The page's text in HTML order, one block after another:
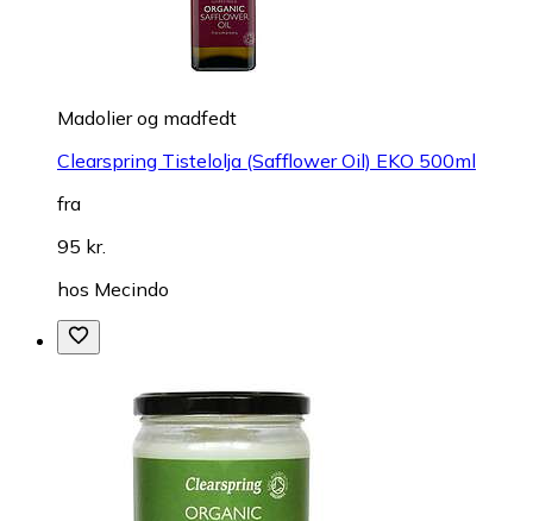
Madolier og madfedt
Clearspring Tistelolja (Safflower Oil) EKO 500ml
fra
95 kr.
hos Mecindo